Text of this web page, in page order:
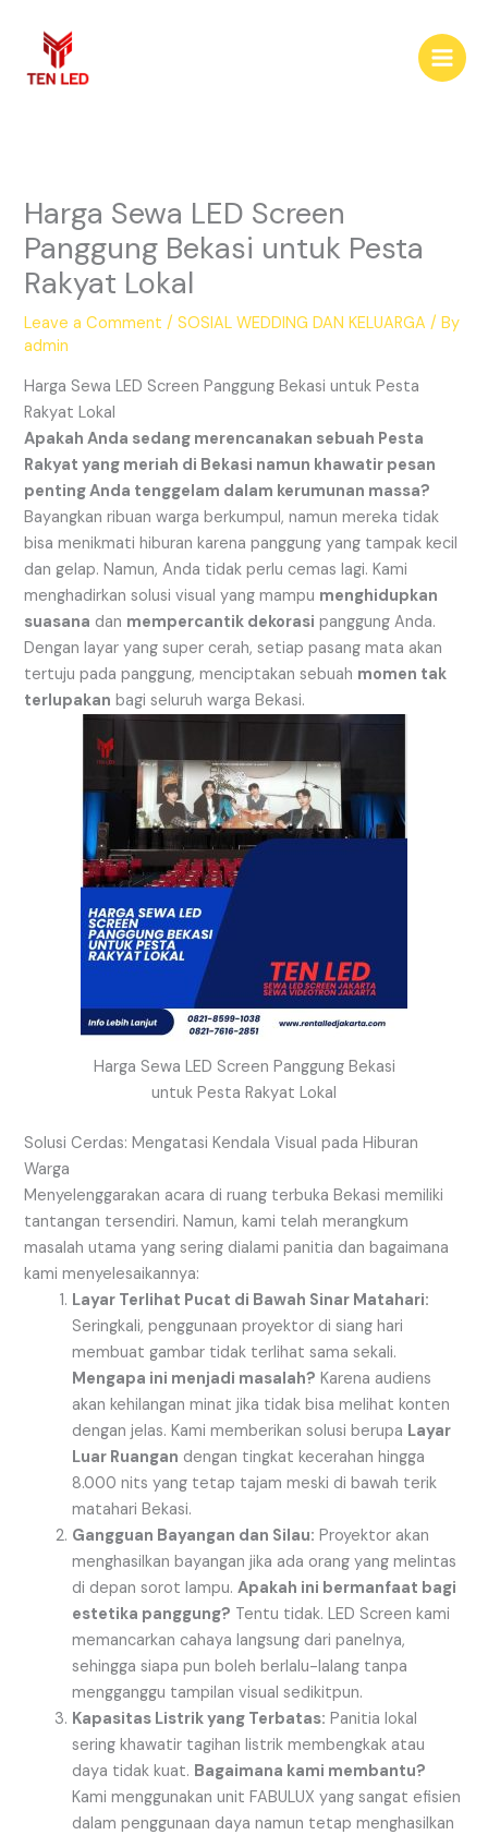
content
Harga Sewa LED Screen
Panggung Bekasi untuk Pesta
Rakyat Lokal
Leave a Comment /SOSIAL WEDDING DAN KELUARGA / By
admin
Harga Sewa LED Screen Panggung Bekasi untuk Pesta
Rakyat Lokal
Apakah Anda sedang merencanakan sebuah Pesta
Rakyat yang meriah di Bekasi namun khawatir pesan
penting Anda tenggelam dalam kerumunan massa?
Bayangkan ribuan warga berkumpul, namun mereka tidak
bisa menikmati hiburan karena panggung yang tampak kecil
dan gelap. Namun, Anda tidak perlu cemas lagi. Kami
menghadirkan solusi visual yang mampu menghidupkan
suasana dan mempercantik dekorasi panggung Anda.
Dengan layar yang super cerah, setiap pasang mata akan
tertuju pada panggung, menciptakan sebuah momen tak
terlupakan bagi seluruh warga Bekasi.
Harga Sewa LED Screen Panggung Bekasi
untuk Pesta Rakyat Lokal
Solusi Cerdas: Mengatasi Kendala Visual pada Hiburan
Warga
Menyelenggarakan acara di ruang terbuka Bekasi memiliki
tantangan tersendiri. Namun, kami telah merangkum
masalah utama yang sering dialami panitia dan bagaimana
kami menyelesaikannya:
Layar Terlihat Pucat di Bawah Sinar Matahari:
Seringkali, penggunaan proyektor di siang hari
membuat gambar tidak terlihat sama sekali.
Mengapa ini menjadi masalah? Karena audiens
akan kehilangan minat jika tidak bisa melihat konten
dengan jelas. Kami memberikan solusi berupa Layar
Luar Ruangan dengan tingkat kecerahan hingga
8.000 nits yang tetap tajam meski di bawah terik
matahari Bekasi.
Gangguan Bayangan dan Silau: Proyektor akan
menghasilkan bayangan jika ada orang yang melintas
di depan sorot lampu.Apakah ini bermanfaat bagi
estetika panggung? Tentu tidak. LED Screen kami
memancarkan cahaya langsung dari panelnya,
sehingga siapa pun boleh berlalu-lalang tanpa
mengganggu tampilan visual sedikitpun.
Kapasitas Listrik yang Terbatas: Panitia lokal
sering khawatir tagihan listrik membengkak atau
daya tidak kuat. Bagaimana kami membantu?
Kami menggunakan unit FABULUX yang sangat efisien
dalam penggunaan daya namun tetap menghasilkan